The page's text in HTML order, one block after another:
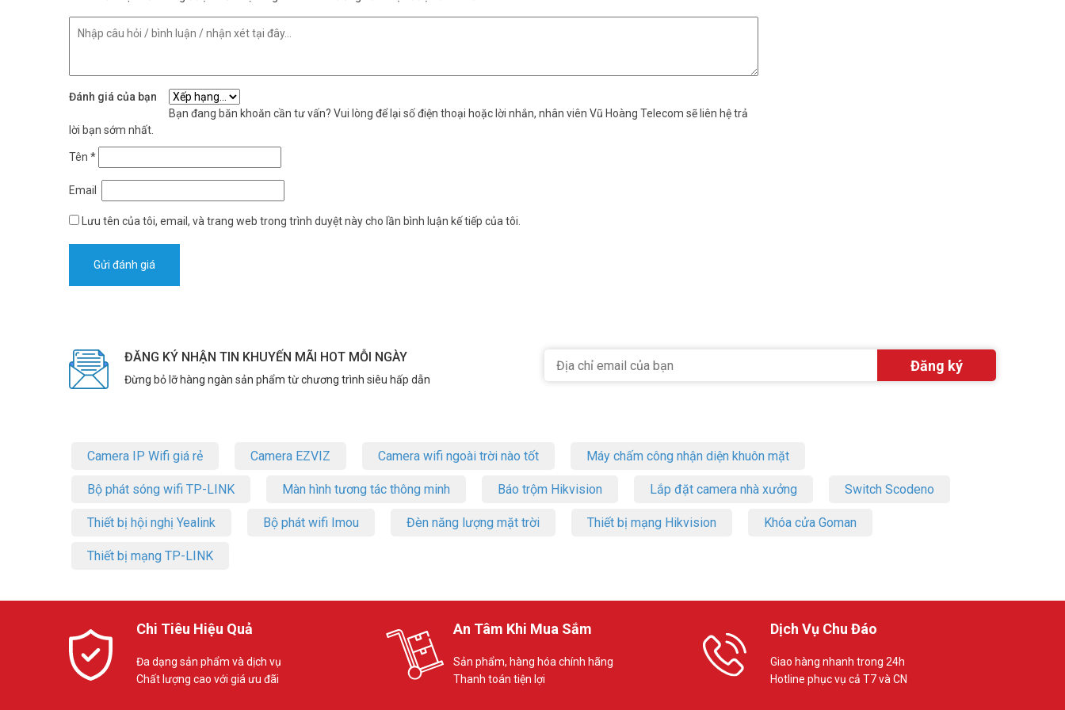
Đánh giá của bạn
Bạn đang băn khoăn cần tư vấn? Vui lòng để lại số điện thoại hoặc lời nhắn, nhân viên Vũ Hoàng Telecom sẽ liên hệ trả
lời bạn sớm nhất.
Tên *
Email
Lưu tên của tôi, email, và trang web trong trình duyệt này cho lần bình luận kế tiếp của tôi.
ĐĂNG KÝ NHẬN TIN KHUYẾN MÃI HOT MỖI NGÀY
Đừng bỏ lỡ hàng ngàn sản phẩm từ chương trình siêu hấp dẫn
Camera IP Wifi giá rẻ Camera EZVIZ Camera wifi ngoài trời nào tốt Máy chấm công nhận diện khuôn mặt
Bộ phát sóng wifi TP-LINK Màn hình tương tác thông minh Báo trộm Hikvision Lắp đặt camera nhà xưởng Switch Scodeno
Thiết bị hội nghị Yealink Bộ phát wifi Imou Đèn năng lượng mặt trời Thiết bị mạng Hikvision Khóa cửa Goman
Thiết bị mạng TP-LINK
Chi Tiêu Hiệu Quả
Đa dạng sản phẩm và dịch vụ
Chất lượng cao với giá ưu đãi
An Tâm Khi Mua Sắm
Sản phẩm, hàng hóa chính hãng
Thanh toán tiện lợi
Dịch Vụ Chu Đáo
Giao hàng nhanh trong 24h
Hotline phục vụ cả T7 và CN